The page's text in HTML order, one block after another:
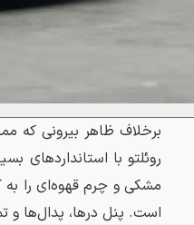
برخلاف ظاهر بیرونی که
روئلتو با استانداردهای
مشکی و چرم قهوه‌ای را
است. پنل درها، پدال‌ها و